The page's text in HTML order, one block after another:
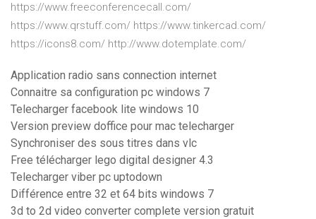
https://www.freeconferencecall.com/
https://www.qrstuff.com/ https://www.tinkercad.com/
https://icons8.com/ http://www.dotemplate.com/
Application radio sans connection internet
Connaitre sa configuration pc windows 7
Telecharger facebook lite windows 10
Version preview doffice pour mac telecharger
Synchroniser des sous titres dans vlc
Free télécharger lego digital designer 4.3
Telecharger viber pc uptodown
Différence entre 32 et 64 bits windows 7
3d to 2d video converter complete version gratuit